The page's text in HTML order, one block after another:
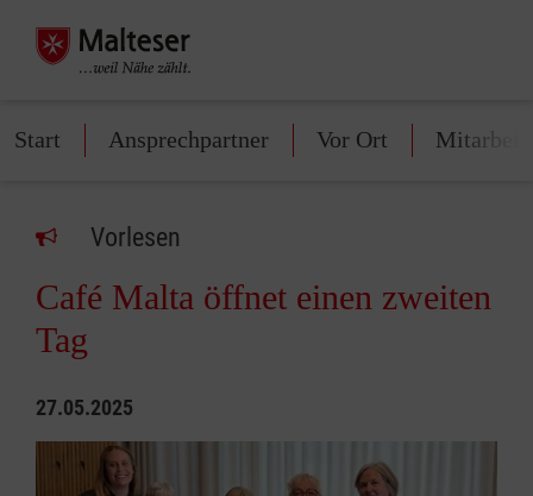
Start Ansprechpartner Vor Ort
Vorlesen
Café Malta öffnet einen zweiten
Tag
27.05.2025